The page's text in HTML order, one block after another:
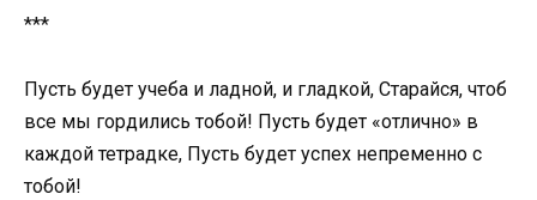
***
Пусть будет учеба и ладной, и гладкой, Старайся, чтоб
все мы гордились тобой! Пусть будет «отлично» в
каждой тетрадке, Пусть будет успех непременно с
тобой!